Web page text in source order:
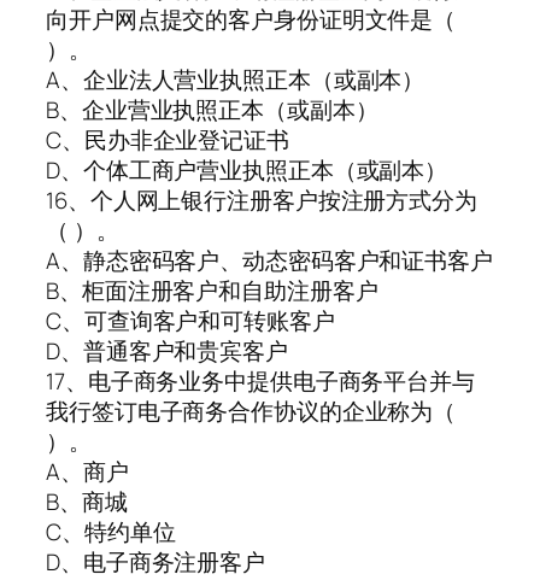
向开户网点提交的客户身份证明文件是（
）。
A、企业法人营业执照正本（或副本）
B、企业营业执照正本（或副本）
C、民办非企业登记证书
D、个体工商户营业执照正本（或副本）
16、个人网上银行注册客户按注册方式分为
（ ）。
A、静态密码客户、动态密码客户和证书客户
B、柜面注册客户和自助注册客户
C、可查询客户和可转账客户
D、普通客户和贵宾客户
17、电子商务业务中提供电子商务平台并与
我行签订电子商务合作协议的企业称为（
）。
A、商户
B、商城
C、特约单位
D、电子商务注册客户